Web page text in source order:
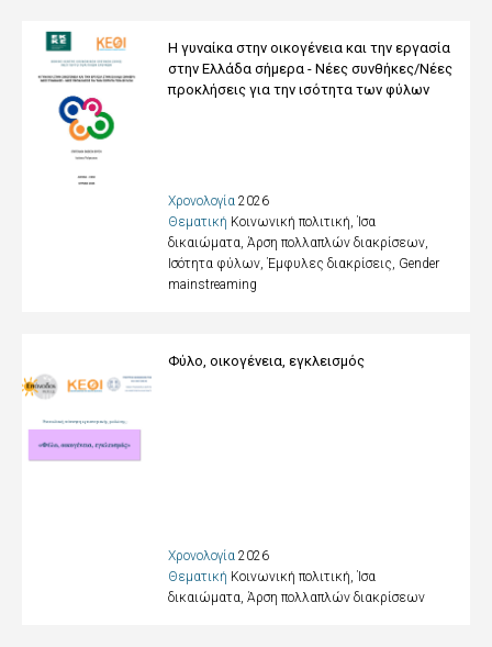
Η γυναίκα στην οικογένεια και την εργασία
στην Ελλάδα σήμερα - Νέες συνθήκες/Νέες
προκλήσεις για την ισότητα των φύλων
Χρονολογία2026
Θεματική Κοινωνική πολιτική, Ίσα
δικαιώματα, Άρση πολλαπλών διακρίσεων,
Ισότητα φύλων, Έμφυλες διακρίσεις, Gender
mainstreaming
Φύλο, οικογένεια, εγκλεισμός
Χρονολογία2026
Θεματική Κοινωνική πολιτική, Ίσα
δικαιώματα, Άρση πολλαπλών διακρίσεων